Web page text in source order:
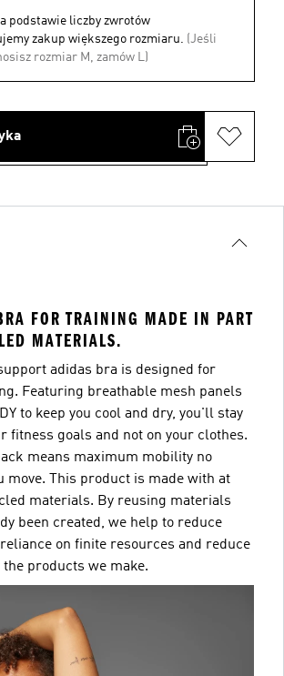
podstawie liczby zwrotów
zakup większego rozmiaru. (Jeśli
rozmiar M, zamów L)
FOR TRAINING MADE IN PART
MATERIALS.
adidas bra is designed for
Featuring breathable mesh panels
to keep you cool and dry, you'll stay
fitness goals and not on your clothes.
means maximum mobility no
move. This product is made with at
materials. By reusing materials
been created, we help to reduce
on finite resources and reduce
products we make.